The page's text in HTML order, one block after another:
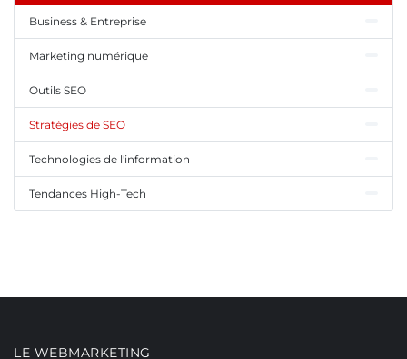
Business & Entreprise
Marketing numérique
Outils SEO
Stratégies de SEO
Technologies de l'information
Tendances High-Tech
LE WEBMARKETING